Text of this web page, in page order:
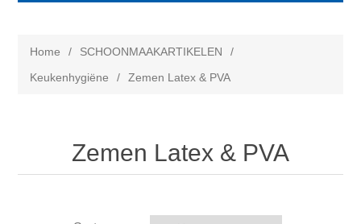
Home / SCHOONMAAKARTIKELEN
/
Keukenhygiëne
/ Zemen Latex & PVA
Zemen Latex & PVA